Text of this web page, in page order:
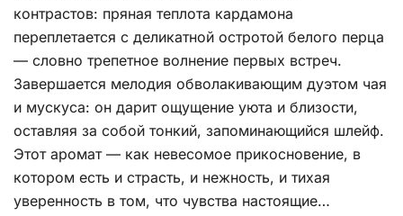
контрастов: пряная теплота кардамона
переплетается с деликатной остротой белого перца
— словно трепетное волнение первых встреч.
Завершается мелодия обволакивающим дуэтом чая
и мускуса: он дарит ощущение уюта и близости,
оставляя за собой тонкий, запоминающийся шлейф.
Этот аромат — как невесомое прикосновение, в
котором есть и страсть, и нежность, и тихая
уверенность в том, что чувства настоящие…